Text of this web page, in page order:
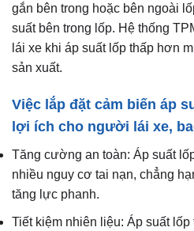
gắn bên trong hoặc bên ngoài
suất bên trong lốp. Hệ thống
lái xe khi áp suất lốp thấp hơn
sản xuất.
Việc lắp đặt cảm biến áp
lợi ích cho người lái xe,
Tăng cường an toàn: Áp suất
nhiều nguy cơ tai nạn, chẳng
tăng lực phanh.
Tiết kiệm nhiên liệu: Áp suất